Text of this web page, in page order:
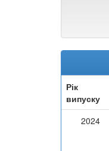
Рік
випуску
2024